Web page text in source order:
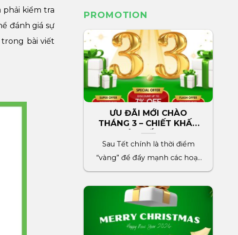
phải kiểm tra
đánh giá sự
bài viết
PROMOTION
ƯU ĐÃI MỚI CHÀO
THÁNG 3 – CHIẾT KHẤU
LÊN ĐẾN 7%
Sau Tết chính là thời điểm
“vàng” để đẩy mạnh các hoạt
động marketing cho[...]